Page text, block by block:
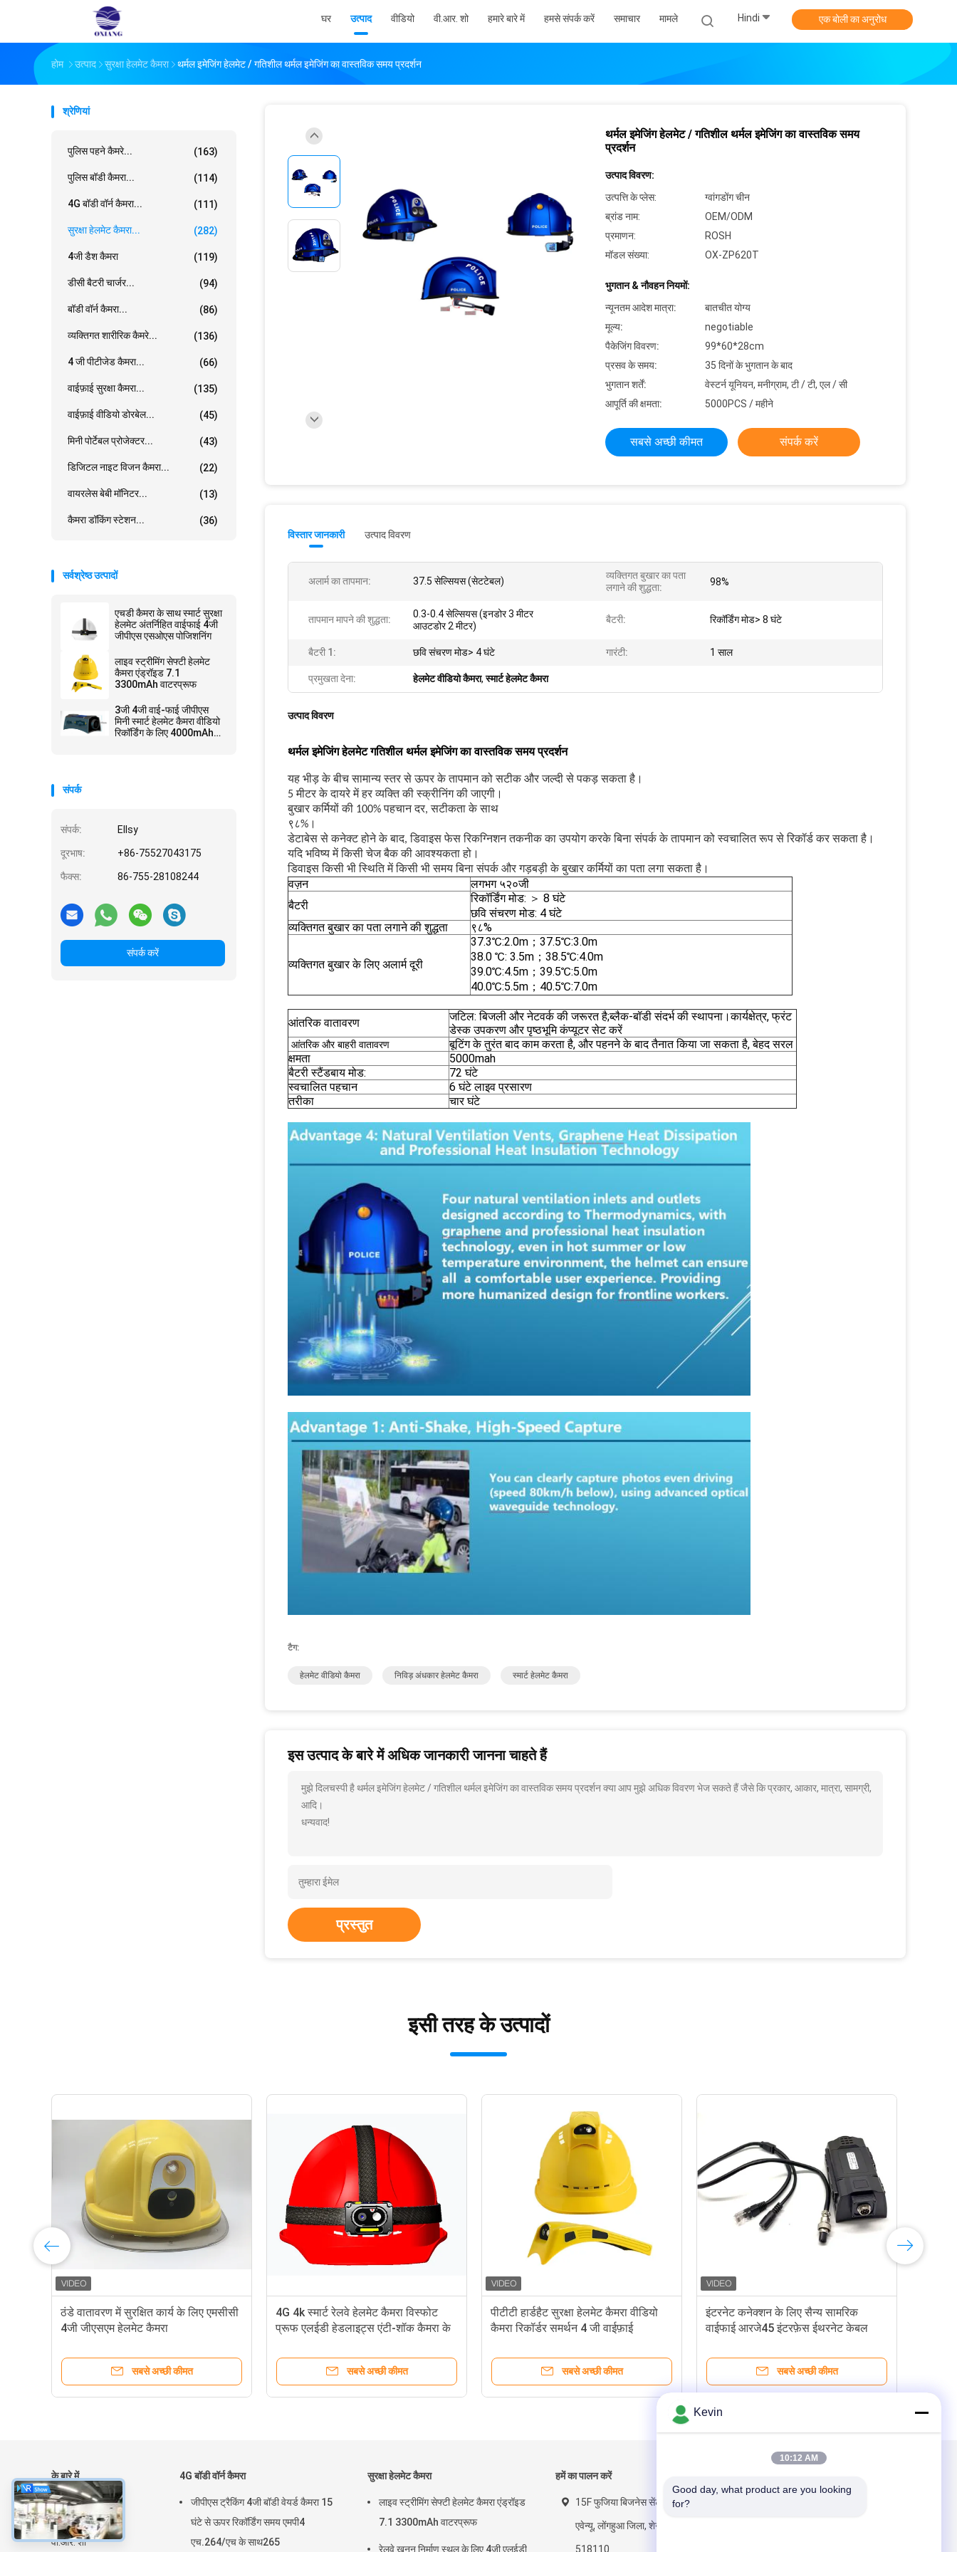
घर उत्पाद वीडियो वी.आर. शो हमारे बारे में हमसे संपर्क करें समाचार मामले Hindi एक बोली का अनुरोध
होम उत्पाद सुरक्षा हेलमेट कैमरा थर्मल इमेजिंग हेलमेट / गतिशील थर्मल इमेजिंग का वास्तविक समय प्रदर्शन
श्रेणियां
पुलिस पहने कैमरे... (163)
पुलिस बॉडी कैमरा... (114)
4G बॉडी वॉर्न कैमरा... (111)
सुरक्षा हेलमेट कैमरा... (282)
4जी डैश कैमरा (119)
डीसी बैटरी चार्जर... (94)
बॉडी वॉर्न कैमरा... (86)
व्यक्तिगत शारीरिक कैमरे... (136)
4 जी पीटीजेड कैमरा... (66)
वाईफ़ाई सुरक्षा कैमरा... (135)
वाईफ़ाई वीडियो डोरबेल... (45)
मिनी पोर्टेबल प्रोजेक्टर... (43)
डिजिटल नाइट विजन कैमरा... (22)
वायरलेस बेबी मॉनिटर... (13)
कैमरा डॉकिंग स्टेशन... (36)
सर्वश्रेष्ठ उत्पादों
एचडी कैमरा के साथ स्मार्ट सुरक्षा
हेलमेट अंतर्निहित वाईफाई 4जी
जीपीएस एसओएस पोजिशनिंग
लाइव स्ट्रीमिंग सेफ्टी हेलमेट
कैमरा एंड्रॉइड 7.1
3300mAh वाटरप्रूफ
3जी 4जी वाई-फाई जीपीएस
मिनी स्मार्ट हेलमेट कैमरा वीडियो
रिकॉर्डिंग के लिए 4000mAh
संपर्क
संपर्क: Ellsy
दूरभाष: +86-75527043175
फैक्स: 86-755-28108244
संपर्क करें
थर्मल इमेजिंग हेलमेट / गतिशील थर्मल इमेजिंग का वास्तविक समय
प्रदर्शन
उत्पाद विवरण:
उत्पत्ति के प्लेस:
ग्वांगडोंग चीन
ब्रांड नाम:
OEM/ODM
प्रमाणन:
ROSH
मॉडल संख्या:
OX-ZP620T
भुगतान & नौवहन नियमों:
न्यूनतम आदेश मात्रा:
बातचीत योग्य
मूल्य:
negotiable
पैकेजिंग विवरण:
99*60*28cm
प्रसव के समय:
35 दिनों के भुगतान के बाद
भुगतान शर्तें:
वेस्टर्न यूनियन, मनीग्राम, टी / टी, एल / सी
आपूर्ति की क्षमता:
5000PCS / महीने
सबसे अच्छी कीमत संपर्क करें
विस्तार जानकारी उत्पाद विवरण
अलार्म का तापमान: 37.5 सेल्सियस (सेटटेबल)
व्यक्तिगत बुखार का पता
लगाने की शुद्धता:
98%
तापमान मापने की शुद्धता:
0.3-0.4 सेल्सियस (इनडोर 3 मीटर
आउटडोर 2 मीटर)
बैटरी: रिकॉर्डिंग मोड> 8 घंटे
बैटरी 1: छवि संचरण मोड> 4 घंटे गारंटी: 1 साल
प्रमुखता देना: हेलमेट वीडियो कैमरा,स्मार्ट हेलमेट कैमरा
उत्पाद विवरण
थर्मल इमेजिंग हेलमेट गतिशील थर्मल इमेजिंग का वास्तविक समय प्रदर्शन
यह भीड़ के बीच सामान्य स्तर से ऊपर के तापमान को सटीक और जल्दी से पकड़ सकता है।
5 मीटर के दायरे में हर व्यक्ति की स्क्रीनिंग की जाएगी।
बुखार कर्मियों की 100% पहचान दर, सटीकता के साथ
९८%।
डेटाबेस से कनेक्ट होने के बाद, डिवाइस फेस रिकग्निशन तकनीक का उपयोग करके बिना संपर्क के तापमान को स्वचालित रूप से रिकॉर्ड कर सकता है।
यदि भविष्य में किसी चेज बैक की आवश्यकता हो।
डिवाइस किसी भी स्थिति में किसी भी समय बिना संपर्क और गड़बड़ी के बुखार कर्मियों का पता लगा सकता है।
वज़न
लगभग ५२०जी
बैटरी
रिकॉर्डिंग मोड: ＞ 8 घंटे
छवि संचरण मोड: 4 घंटे
व्यक्तिगत बुखार का पता लगाने की शुद्धता
९८%
व्यक्तिगत बुखार के लिए अलार्म दूरी
37.3℃:2.0m；37.5℃:3.0m
38.0 ℃: 3.5m；38.5℃:4.0m
39.0℃:4.5m；39.5℃:5.0m
40.0℃:5.5m；40.5℃:7.0m
आंतरिक वातावरण
जटिल: बिजली और नेटवर्क की जरूरत है;ब्लैक-बॉडी संदर्भ की स्थापना।कार्यक्षेत्र, फ्रंट
डेस्क उपकरण और पृष्ठभूमि कंप्यूटर सेट करें
आंतरिक और बाहरी वातावरण
बूटिंग के तुरंत बाद काम करता है, और पहनने के बाद तैनात किया जा सकता है, बेहद सरल
क्षमता
5000mah
बैटरी स्टैंडबाय मोड:
72 घंटे
स्वचालित पहचान
6 घंटे लाइव प्रसारण
तरीका
चार घंटे
टैग:
हेलमेट वीडियो कैमरा निविड़ अंधकार हेलमेट कैमरा स्मार्ट हेलमेट कैमरा
इस उत्पाद के बारे में अधिक जानकारी जानना चाहते हैं
मुझे दिलचस्पी है थर्मल इमेजिंग हेलमेट / गतिशील थर्मल इमेजिंग का वास्तविक समय प्रदर्शन क्या आप मुझे अधिक विवरण भेज सकते हैं जैसे कि प्रकार, आकार, मात्रा, सामग्री,
आदि।
धन्यवाद!
प्रस्तुत
इसी तरह के उत्पादों
ठंडे वातावरण में सुरक्षित कार्य के लिए एमसीसी
4जी जीएसएम हेलमेट कैमरा
सबसे अच्छी कीमत
4G 4k स्मार्ट रेलवे हेलमेट कैमरा विस्फोट
प्रूफ एलईडी हेडलाइट्स एंटी-शॉक कैमरा के
सबसे अच्छी कीमत
पीटीटी हार्डहैट सुरक्षा हेलमेट कैमरा वीडियो
कैमरा रिकॉर्डर समर्थन 4 जी वाईफ़ाई
सबसे अच्छी कीमत
इंटरनेट कनेक्शन के लिए सैन्य सामरिक
वाईफाई आरजे45 इंटरफ़ेस ईथरनेट केबल
सबसे अच्छी कीमत
के बारे में
घर
उत्पाद
वी.आर. शो
4G बॉडी वॉर्न कैमरा
जीपीएस ट्रैकिंग 4जी बॉडी वेयर्ड कैमरा 15
घंटे से ऊपर रिकॉर्डिंग समय एमपी4
एच.264/एच के साथ265
सुरक्षा हेलमेट कैमरा
लाइव स्ट्रीमिंग सेफ्टी हेलमेट कैमरा एंड्रॉइड
7.1 3300mAh वाटरप्रूफ
रेलवे खनन निर्माण स्थल के लिए 4जी एलईडी
हमें का पालन करें
15F फुजिया बिजनेस सेंटर, गुआनलान
एवेन्यू, लोंगहुआ जिला, शेनझेन, चीन
518110
Kevin
10:12 AM
Good day, what product are you looking
for?